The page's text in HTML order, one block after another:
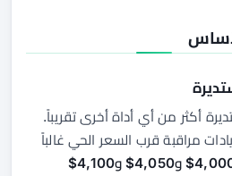
أكثر من أي أداة أخرى تقريباً.
4,000$ و4,050$ و4,100$